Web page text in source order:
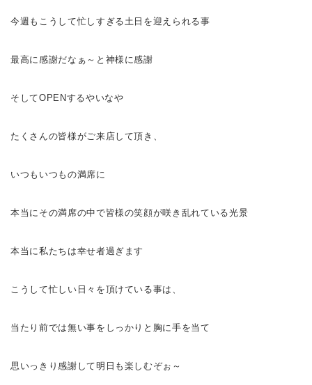
今週もこうして忙しすぎる土日を迎えられる事
最高に感謝だなぁ～と神様に感謝
そしてOPENするやいなや
たくさんの皆様がご来店して頂き、
いつもいつもの満席に
本当にその満席の中で皆様の笑顔が咲き乱れている光景
本当に私たちは幸せ者過ぎます
こうして忙しい日々を頂けている事は、
当たり前では無い事をしっかりと胸に手を当て
思いっきり感謝して明日も楽しむぞぉ～